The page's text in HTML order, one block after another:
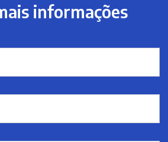
informações